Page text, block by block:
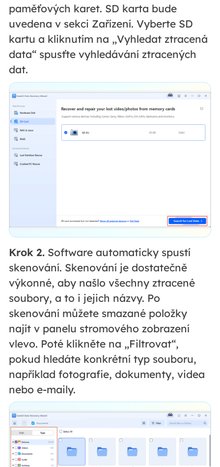
paměťových karet. SD karta bude
uvedena v sekci Zařízení. Vyberte SD
kartu a kliknutím na „Vyhledat ztracená
data“ spusťte vyhledávání ztracených
dat.
Krok 2.Software automaticky spustí
skenování. Skenování je dostatečně
výkonné, aby našlo všechny ztracené
soubory, a to i jejich názvy. Po
skenování můžete smazané položky
najít v panelu stromového zobrazení
vlevo. Poté klikněte na „Filtrovat“,
pokud hledáte konkrétní typ souboru,
například fotografie, dokumenty, videa
nebo e-maily.